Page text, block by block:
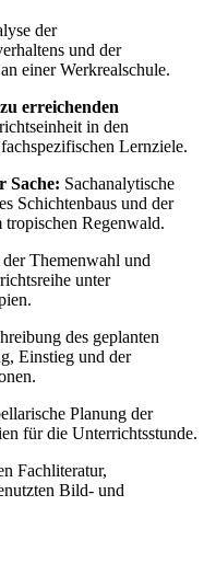
der
und der
einer Werkrealschule.
erreichenden
in den
Lernziele.
Sache: Sachanalytische
Schichtenbaus und der
tropischen Regenwald.
Themenwahl und
unter
des geplanten
Einstieg und der
Planung der
für die Unterrichtsstunde.
Fachliteratur,
Bild- und